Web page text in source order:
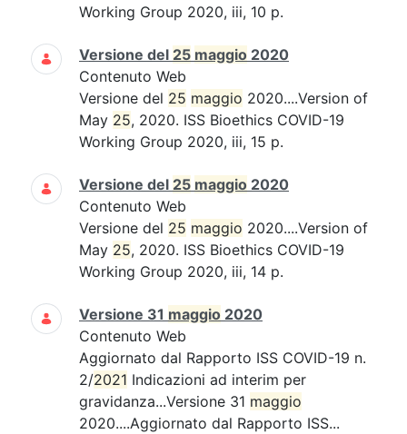
Working Group 2020, iii, 10 p.
Versione del 25 maggio 2020
Contenuto Web
Versione del 25 maggio 2020....Version of
May 25, 2020. ISS Bioethics COVID-19
Working Group 2020, iii, 15 p.
Versione del 25 maggio 2020
Contenuto Web
Versione del 25 maggio 2020....Version of
May 25, 2020. ISS Bioethics COVID-19
Working Group 2020, iii, 14 p.
Versione 31 maggio 2020
Contenuto Web
Aggiornato dal Rapporto ISS COVID-19 n.
2/2021 Indicazioni ad interim per
gravidanza...Versione 31 maggio
2020....Aggiornato dal Rapporto ISS...